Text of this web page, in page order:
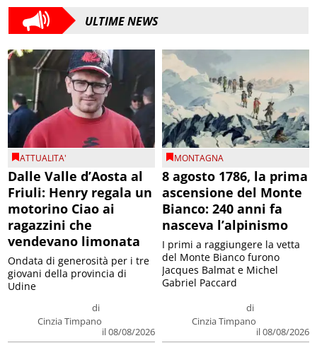
ULTIME NEWS
ATTUALITA'
Dalle Valle d’Aosta al
Friuli: Henry regala un
motorino Ciao ai
ragazzini che
vendevano limonata
di
Cinzia Timpano
il 08/08/2026
Ondata di generosità per i tre
giovani della provincia di
Udine
MONTAGNA
8 agosto 1786, la prima
ascensione del Monte
Bianco: 240 anni fa
nasceva l’alpinismo
di
Cinzia Timpano
il 08/08/2026
I primi a raggiungere la vetta
del Monte Bianco furono
Jacques Balmat e Michel
Gabriel Paccard